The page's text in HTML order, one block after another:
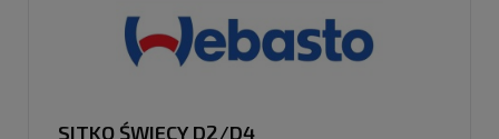
SITKO ŚWIECY D2/D4